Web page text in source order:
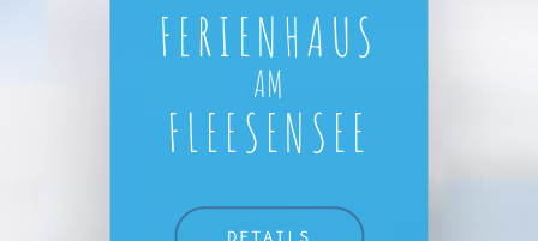
FERIENHAUS
AM
FLEESENSEE
DETAILS